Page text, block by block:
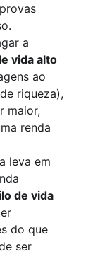
a
vida alto
ao
riqueza),
maior,
renda
leva em
de vida
do que
ser